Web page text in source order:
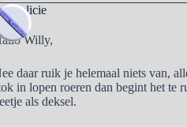
Willy,
daar ruik je helemaal niets van,
in lopen roeren dan begint het te
als deksel.